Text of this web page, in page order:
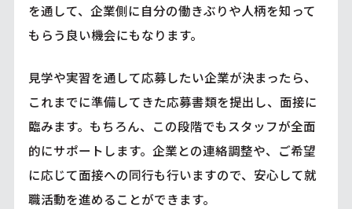
を通して、企業側に自分の働きぶりや人柄を知って
もらう良い機会にもなります。
見学や実習を通して応募したい企業が決まったら、
これまでに準備してきた応募書類を提出し、面接に
臨みます。もちろん、この段階でもスタッフが全面
的にサポートします。企業との連絡調整や、ご希望
に応じて面接への同行も行いますので、安心して就
職活動を進めることができます。